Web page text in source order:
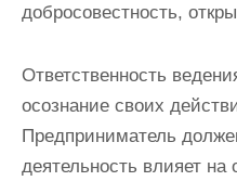
добросовестность,
Ответственность
осознание своих
Предприниматель
деятельность влияет